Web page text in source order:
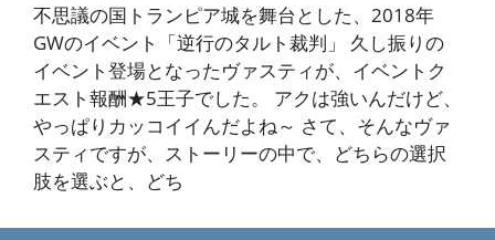
不思議の国トランピア城を舞台とした、2018年
GWのイベント「逆行のタルト裁判」 久し振りの
イベント登場となったヴァスティが、イベントク
エスト報酬★5王子でした。 アクは強いんだけど、
やっぱりカッコイイんだよね～ さて、そんなヴァ
スティですが、ストーリーの中で、どちらの選択
肢を選ぶと、どち